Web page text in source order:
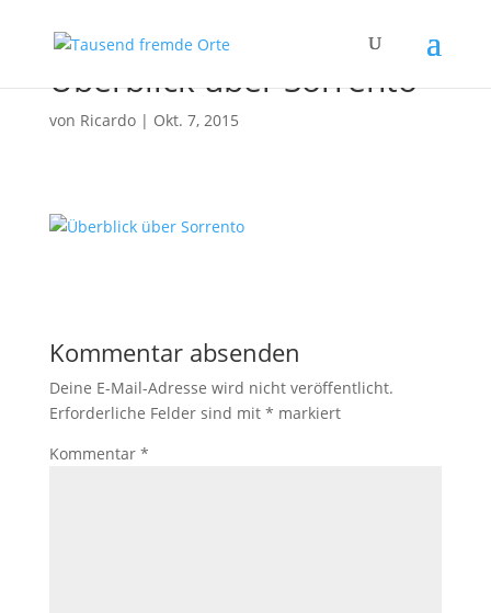
Überblick über Sorrento
von Ricardo| Okt. 7, 2015
Kommentar absenden
Deine E-Mail-Adresse wird nicht veröffentlicht.
Erforderliche Felder sind mit * markiert
Kommentar *